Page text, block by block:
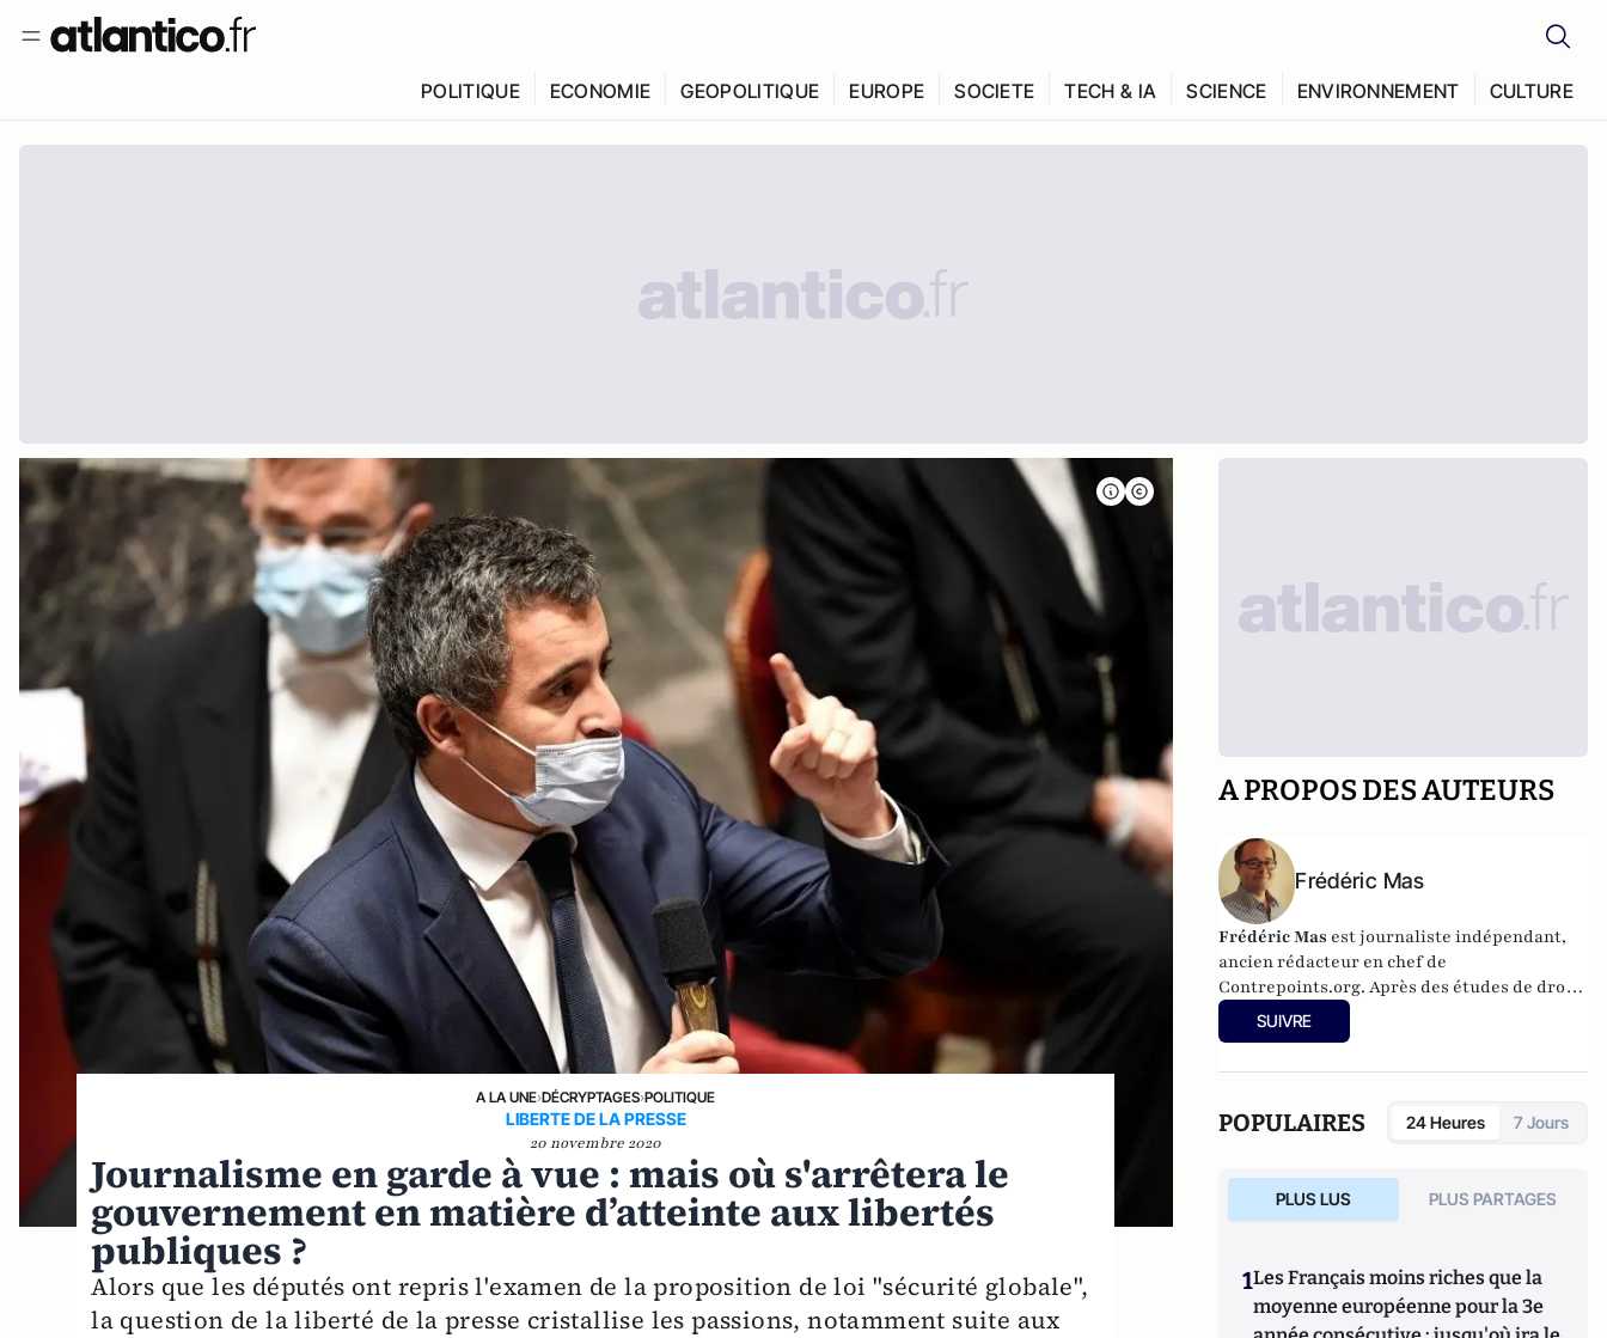
POLITIQUE ECONOMIE GEOPOLITIQUE EUROPE SOCIETE TECH & IA SCIENCE ENVIRONNEMENT CULTURE
A LA UNE›DÉCRYPTAGES›POLITIQUE
LIBERTE DE LA PRESSE
20 novembre 2020
Journalisme en garde à vue : mais où s'arrêtera le
gouvernement en matière d’atteinte aux libertés
publiques ?
Alors que les députés ont repris l'examen de la proposition de loi "sécurité globale",
la question de la liberté de la presse cristallise les passions, notamment suite aux
A PROPOS DES AUTEURS
Frédéric Mas
Frédéric Mas est journaliste indépendant,
ancien rédacteur en chef de
Contrepoints.org. Après des études de droit
et de sciences politiques, il a obtenu un
doctorat en philosophie politique
SUIVRE
POPULAIRES 24 Heures 7 Jours
PLUS LUS PLUS PARTAGES
1Les Français moins riches que la
moyenne européenne pour la 3e